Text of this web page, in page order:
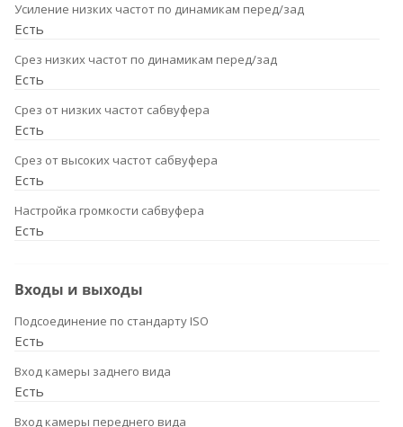
Усиление низких частот по динамикам перед/зад
Есть
Срез низких частот по динамикам перед/зад
Есть
Срез от низких частот сабвуфера
Есть
Срез от высоких частот сабвуфера
Есть
Настройка громкости сабвуфера
Есть
Входы и выходы
Подсоединение по стандарту ISO
Есть
Вход камеры заднего вида
Есть
Вход камеры переднего вида